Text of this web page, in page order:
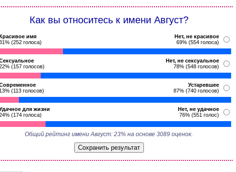
Как вы относитесь к имени Август?
имя
(252 голоса)
Нет, не красивое
69% (554 голоса)
(157 голосов)
Нет, не сексуальное
78% (548 голосов)
13% (113 голосов)
Устаревшее
87% (740 голосов)
для жизни
(174 голоса)
Нет, не удачное
76% (551 голос)
Общий рейтинг имени Август: 23% на основе 3089 оценок.